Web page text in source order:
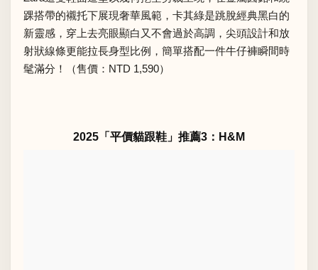
踝搭帶的襯托下展現奢華風範，卡其綠是跳脫經典黑白的
新靈感，穿上去亮眼顯白又不會過於高調，尖頭設計和放
射狀線條更能拉長身型比例，簡單搭配一件牛仔褲瞬間時
髦滿分！（售價：NTD 1,590）
2025「平價貓跟鞋」推薦3：H&M